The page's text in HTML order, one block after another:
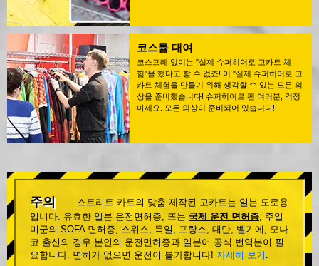
코스튬 대여
코스프레 없이는 "실제 슈퍼히어로 고카트 체
험"을 했다고 할 수 없죠! 이 "실제 슈퍼히어로 고
카트 체험을 만들기 위해 생각할 수 있는 모든 의
상을 준비했습니다! 슈퍼히어로 팬 여러분, 걱정
마세요. 모든 의상이 준비되어 있습니다!
주의
스트리트 카트의 맞춤 제작된 고카트는 일본 도로용
입니다. 유효한 일본 운전면허증, 또는 국제 운전 면허증 , 주일
미군의 SOFA 면허증, 스위스, 독일, 프랑스, 대만, 벨기에, 모나
코 출신의 경우 본인의 운전면허증과 일본어 공식 번역본이 필
요합니다. 면허가 없으면 운전이 불가합니다! 자세히 보기